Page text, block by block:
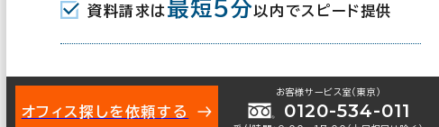
資料請求は 最短5分 以内でスピード提供
オフィス探しを依頼する
お客様サービス室（東京）
0120-534-011